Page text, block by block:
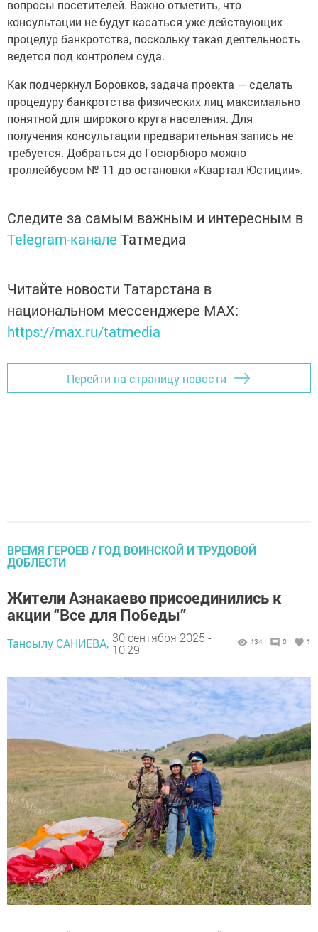
вопросы посетителей. Важно отметить, что
консультации не будут касаться уже действующих
процедур банкротства, поскольку такая деятельность
ведется под контролем суда.
Как подчеркнул Боровков, задача проекта — сделать
процедуру банкротства физических лиц максимально
понятной для широкого круга населения. Для
получения консультации предварительная запись не
требуется. Добраться до Госюрбюро можно
троллейбусом № 11 до остановки «Квартал Юстиции».
Следите за самым важным и интересным в
Telegram-канале Татмедиа
Читайте новости Татарстана в
национальном мессенджере MАХ:
https://max.ru/tatmedia
Перейти на страницу новости
ВРЕМЯ ГЕРОЕВ / ГОД ВОИНСКОЙ И ТРУДОВОЙ
ДОБЛЕСТИ
Жители Азнакаево присоединились к
акции “Все для Победы”
Тансылу САНИЕВА, 30 сентября 2025 -
10:29
434 0 1